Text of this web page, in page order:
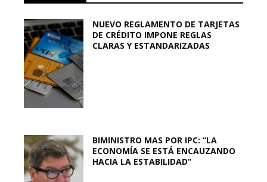
NUEVO REGLAMENTO DE TARJETAS
DE CRÉDITO IMPONE REGLAS
CLARAS Y ESTANDARIZADAS
BIMINISTRO MAS POR IPC: “LA
ECONOMÍA SE ESTÁ ENCAUZANDO
HACIA LA ESTABILIDAD”